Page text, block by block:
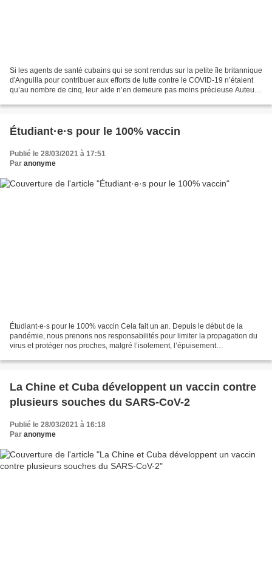
Si les agents de santé cubains qui se sont rendus sur la petite île britannique
d'Anguilla pour contribuer aux efforts de lutte contre le COVID-19 n’étaient
qu’au nombre de cinq, leur aide n’en demeure pas moins précieuse Auteur:
Étudiant·e·s pour le 100% vaccin
Publié le 28/03/2021 à 17:51
Par anonyme
Étudiant·e·s pour le 100% vaccin Cela fait un an. Depuis le début de la
pandémie, nous prenons nos responsabilités pour limiter la propagation du
virus et protéger nos proches, malgré l’isolement, l’épuisement
La Chine et Cuba développent un vaccin contre
plusieurs souches du SARS-CoV-2
Publié le 28/03/2021 à 16:18
Par anonyme